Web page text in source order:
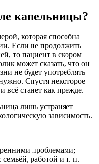
капельницы?
которая способна
Если не продолжить
то пациент в скором
может сказать, что он
не будет употреблять
Спустя некоторое
всё станет как прежде.
лишь устраняет
зависимость.
проблемами;
работой и т. п.